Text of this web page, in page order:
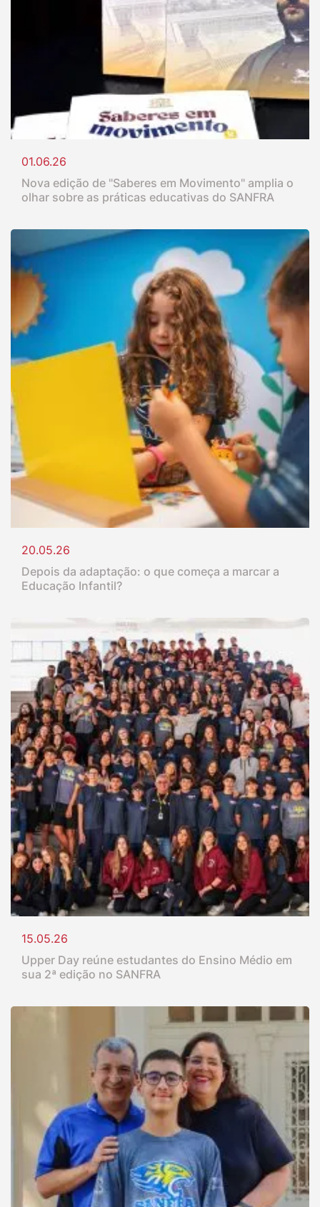
01.06.26
Nova edição de "Saberes em Movimento" amplia o
olhar sobre as práticas educativas do SANFRA
20.05.26
Depois da adaptação: o que começa a marcar a
Educação Infantil?
15.05.26
Upper Day reúne estudantes do Ensino Médio em
sua 2ª edição no SANFRA